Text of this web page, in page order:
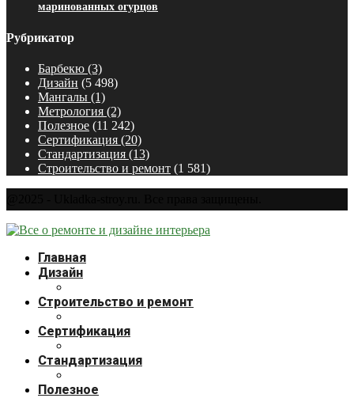
маринованных огурцов
Рубрикатор
Барбекю (3)
Дизайн (5 498)
Мангалы (1)
Метрология (2)
Полезное (11 242)
Сертификация (20)
Стандартизация (13)
Строительство и ремонт (1 581)
Главная
Дизайн
Строительство и ремонт
Сертификация
Стандартизация
Полезное